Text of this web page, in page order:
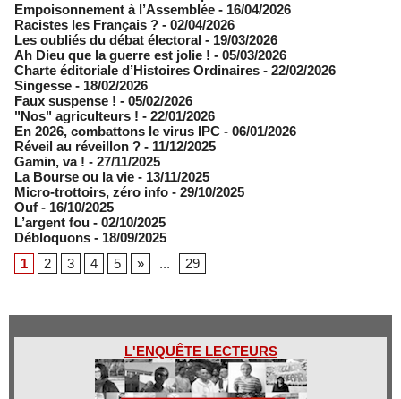
Empoisonnement à l’Assemblée­ - 16/04/2026
Racistes les Français ? - 02/04/2026
​Les oubliés du débat électoral - 19/03/2026
Ah Dieu que la guerre est jolie ! - 05/03/2026
Charte éditoriale d’Histoires Ordinaires - 22/02/2026
Singesse - 18/02/2026
Faux suspense ! - 05/02/2026
"Nos" agriculteurs ! - 22/01/2026
En 2026, combattons le virus IPC - 06/01/2026
Réveil au réveillon ? - 11/12/2025
Gamin, va ! - 27/11/2025
​La Bourse ou la vie - 13/11/2025
Micro-trottoirs, zéro info - 29/10/2025
Ouf - 16/10/2025
L’argent fou - 02/10/2025
Débloquons - 18/09/2025
1
2 3 4 5 » ... 29
L'ENQUÊTE LECTEURS